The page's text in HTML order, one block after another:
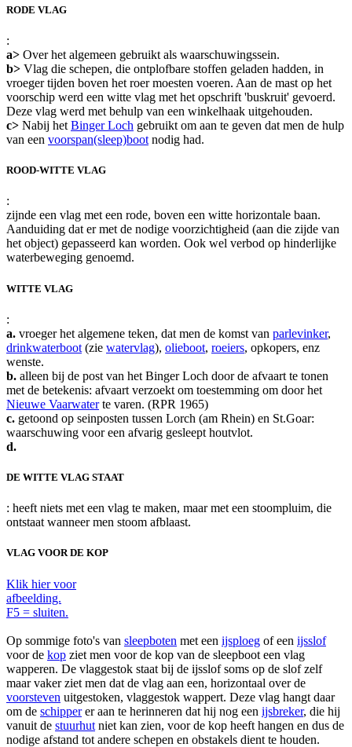
RODE VLAG
:
a> Over het algemeen gebruikt als waarschuwingssein.
b> Vlag die schepen, die ontplofbare stoffen geladen hadden, in
vroeger tijden boven het roer moesten voeren. Aan de mast op het
voorschip werd een witte vlag met het opschrift 'buskruit' gevoerd.
Deze vlag werd met behulp van een winkelhaak uitgehouden.
c> Nabij het Binger Loch gebruikt om aan te geven dat men de hulp
van een voorspan(sleep)boot nodig had.
ROOD-WITTE VLAG
:
zijnde een vlag met een rode, boven een witte horizontale baan.
Aanduiding dat er met de nodige voorzichtigheid (aan die zijde van
het object) gepasseerd kan worden. Ook wel verbod op hinderlijke
waterbeweging genoemd.
WITTE VLAG
:
a. vroeger het algemene teken, dat men de komst van parlevinker,
drinkwaterboot (zie watervlag), olieboot, roeiers, opkopers, enz
wenste.
b. alleen bij de post van het Binger Loch door de afvaart te tonen
met de betekenis: afvaart verzoekt om toestemming om door het
Nieuwe Vaarwaterte varen. (RPR 1965)
c. getoond op seinposten tussen Lorch (am Rhein) en St.Goar:
waarschuwing voor een afvarig gesleept houtvlot.
d.
DE WITTE VLAG STAAT
: heeft niets met een vlag te maken, maar met een stoompluim, die
ontstaat wanneer men stoom afblaast.
VLAG VOOR DE KOP
Klik hier voor
afbeelding.
F5 = sluiten.
Op sommige foto's van sleepboten met een ijsploeg of een ijsslof
voor de kop ziet men voor de kop van de sleepboot een vlag
wapperen. De vlaggestok staat bij de ijsslof soms op de slof zelf
maar vaker ziet men dat de vlag aan een, horizontaal over de
voorsteven uitgestoken, vlaggestok wappert. Deze vlag hangt daar
om de schipperer aan te herinneren dat hij nog een ijsbreker, die hij
vanuit de stuurhut niet kan zien, voor de kop heeft hangen en dus de
nodige afstand tot andere schepen en obstakels dient te houden.